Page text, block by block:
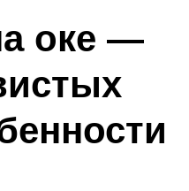
оке —